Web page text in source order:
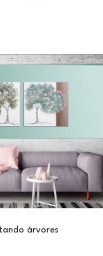
árvores